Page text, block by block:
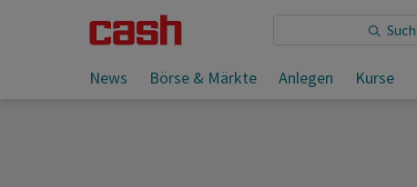
News Börse & Märkte Anlegen Kurse
Sie lesen: Presseschau vom Wochenende 22 (30./31. Mai)